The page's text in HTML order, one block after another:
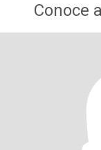
Conoce